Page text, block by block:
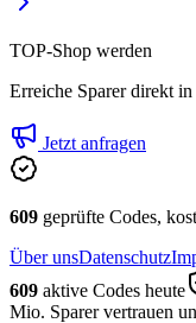
TOP-Shop werden
Erreiche Sparer direkt
Jetzt anfragen
609 geprüfte Codes,
Über unsDatenschutz
609 aktive Codes heute
Mio. Sparer vertrauen